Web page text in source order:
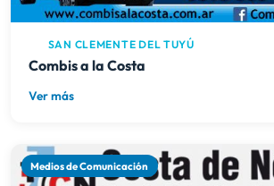
SAN CLEMENTE DEL TUYÚ
Combis a la Costa
Ver más
Medios de Comunicación